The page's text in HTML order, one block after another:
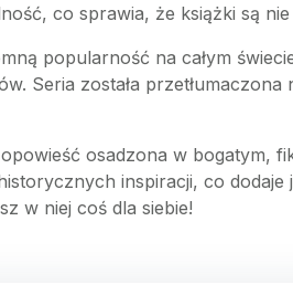
co sprawia, że książki są
popularność na całym
Seria została
osadzona w bogatym,
inspiracji, co dodaje
w niej coś dla siebie!